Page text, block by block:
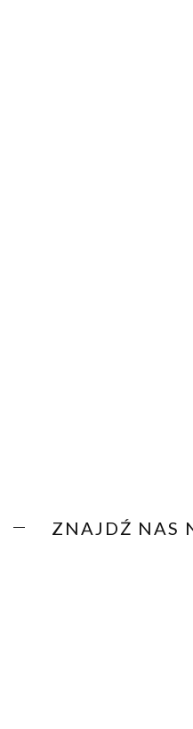
ZNAJDŹ NAS